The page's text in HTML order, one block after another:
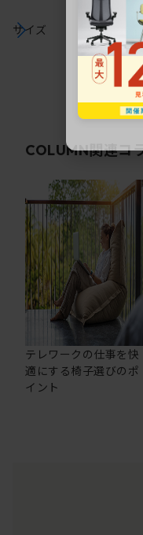
サイズ
COLUMN関連コ
テレワークの仕事を快
適にする椅子選びのポ
イント